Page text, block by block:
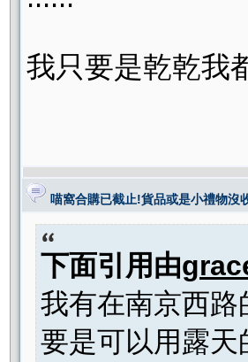
我只要是乾乾我
喵窩合購已截止!貨品或是小禮物沒
下面引用由
我有在南京西
要是可以用露